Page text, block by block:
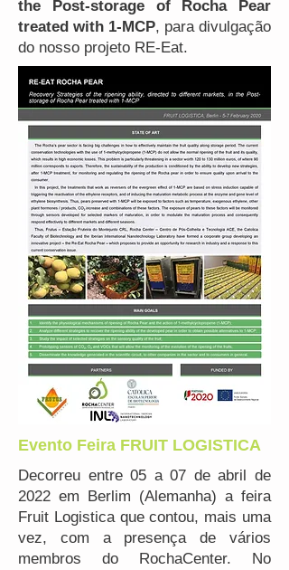
the Post-storage of Rocha Pear
treated with 1-MCP, para divulgação
do nosso projeto RE-Eat.
Evento Feira FRUIT LOGISTICA
Decorreu entre 05 a 07 de abril de
2022 em Berlim (Alemanha) a feira
Fruit Logistica que contou, mais uma
vez, com a presença de vários
membros do RochaCenter. No